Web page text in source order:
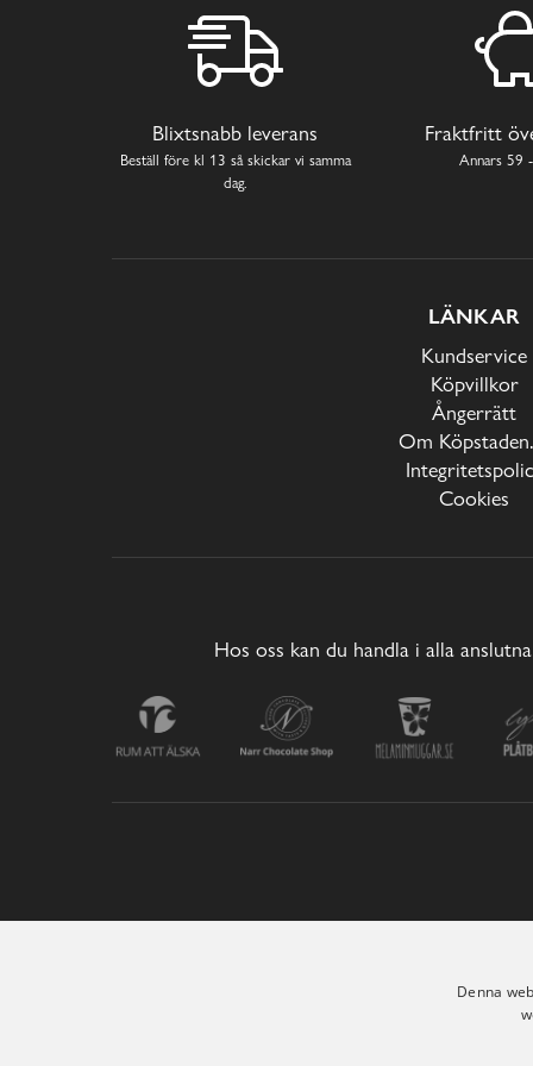
Blixtsnabb leverans
Beställ före kl 13 så skickar vi samma
dag.
Fraktfritt
Annars 59
LÄNKAR
Kundservice
Köpvillkor
Ångerrätt
Om
Cookies
Hos oss kan du handla i alla
Denna